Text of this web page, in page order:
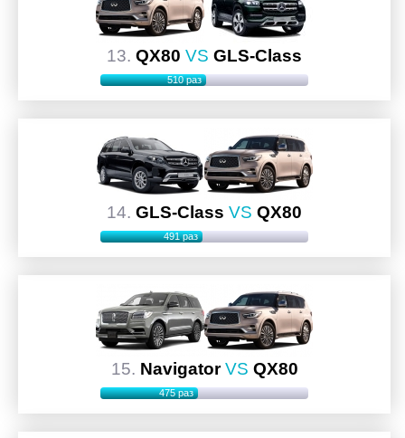
13. QX80 VS GLS-Class
510 раз
14. GLS-Class VS QX80
491 раз
15. Navigator VS QX80
475 раз